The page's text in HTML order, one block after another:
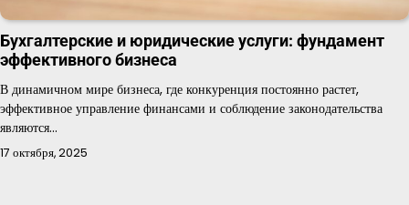
Бухгалтерские и юридические услуги: фундамент
эффективного бизнеса
В динамичном мире бизнеса, где конкуренция постоянно растет,
эффективное управление финансами и соблюдение законодательства
являются…
17 октября, 2025